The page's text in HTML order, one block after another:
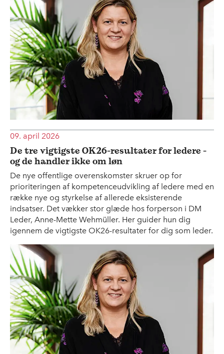
09. april 2026
De tre vigtigste OK26-resultater for ledere -
og de handler ikke om løn
De nye offentlige overenskomster skruer op for
prioriteringen af kompetenceudvikling af ledere med en
række nye og styrkelse af allerede eksisterende
indsatser. Det vækker stor glæde hos forperson i DM
Leder, Anne-Mette Wehmüller. Her guider hun dig
igennem de vigtigste OK26-resultater for dig som leder.